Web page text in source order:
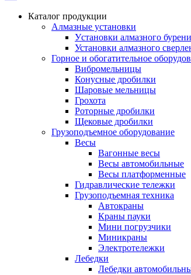
Каталог продукции
Алмазные установки
Уcтановки алмазного
Установки алмазного
Горное и обогатительное
Вибромельницы
Конусные дробилки
Шаровые мельницы
Грохота
Роторные дробилки
Щековые дробилки
Грузоподъемное оборудование
Весы
Вагонные весы
Весы автомобильные
Весы платформенные
Гидравлические тележки
Грузоподъемная техника
Автокраны
Краны пауки
Мини погрузчики
Миникраны
Электротележки
Лебедки
Лебедки